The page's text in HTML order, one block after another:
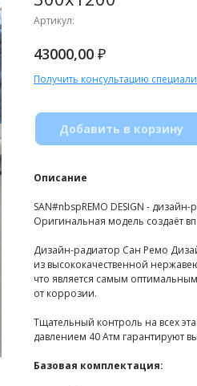
Артикул:
43000,00 ₽
Получить консультацию
Добавить в корзину
Описание
SAN#nbspREMO DESIGN -
Оригинальная модель создаёт
Дизайн-радиатор Сан Ремо
из высококачественной
что является самым
от коррозии.
Тщательный контроль на всех
давлением 40 Атм гарантируют
Базовая комплектация: